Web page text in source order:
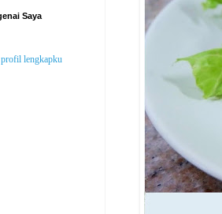
Saya
lengkapku